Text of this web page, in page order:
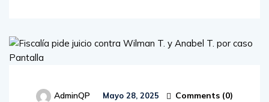
AdminQP Mayo 28, 2025 Comments (0)